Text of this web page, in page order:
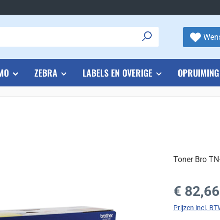
ZEBRA LABELS EN OVERIGE OPRUIMING
Toner Bro
Normale prijs:
€ 82,66
Prijzen incl.